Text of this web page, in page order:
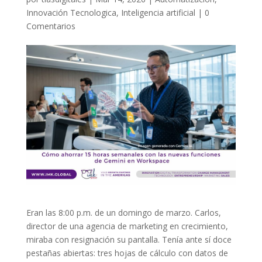
Innovación Tecnologica, Inteligencia artificial | 0
Comentarios
Eran las 8:00 p.m. de un domingo de marzo. Carlos,
director de una agencia de marketing en crecimiento,
miraba con resignación su pantalla. Tenía ante sí doce
pestañas abiertas: tres hojas de cálculo con datos de